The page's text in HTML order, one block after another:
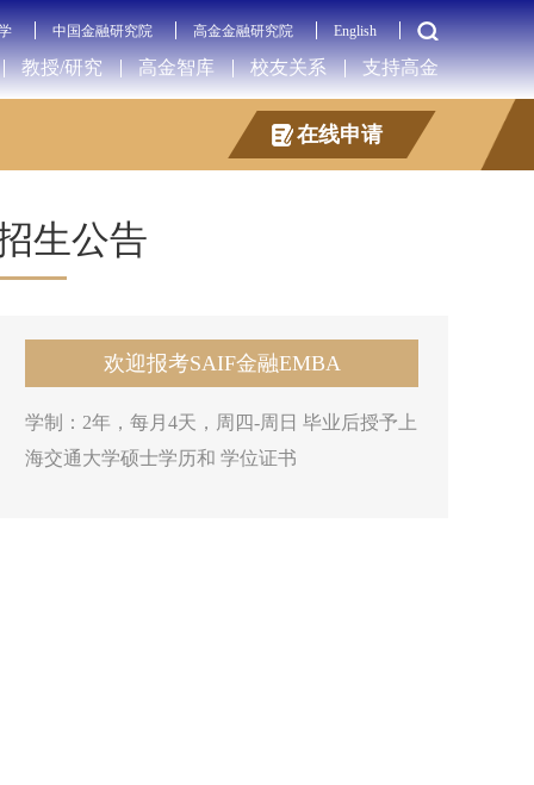
中国金融研究院 高金金融研究院 English
教授/研究 高金智库 校友关系 支持高金
在线申请
生公告
欢迎报考SAIF金融EMBA
学制：2年，每月4天，周四-周日 毕业后授予上
海交通大学硕士学历和 学位证书